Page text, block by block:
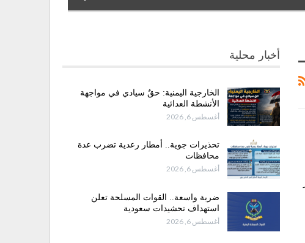
أخبار محلية
الخارجية اليمنية: حقٌ سيادي في مواجهة
الأنشطة العدائية
أغسطس 6, 2026
تحذيرات جوية.. أمطار رعدية تضرب عدة
محافظات
أغسطس 6, 2026
ضربة واسعة.. القوات المسلحة تعلن
استهداف تحشيدات سعودية
أغسطس 6, 2026